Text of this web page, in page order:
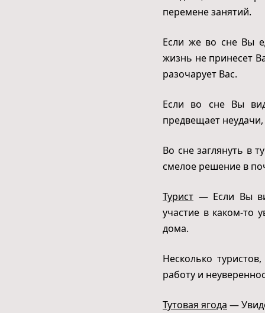
перемене занятий.
Если же во сне Вы
жизнь не принесет
разочарует Вас.
Если во сне Вы
предвещает
Во сне заглянуть в
смелое решение в
Турист — Если Вы
участие в каком-то
дома.
Несколько
работу и
Тутовая ягода —